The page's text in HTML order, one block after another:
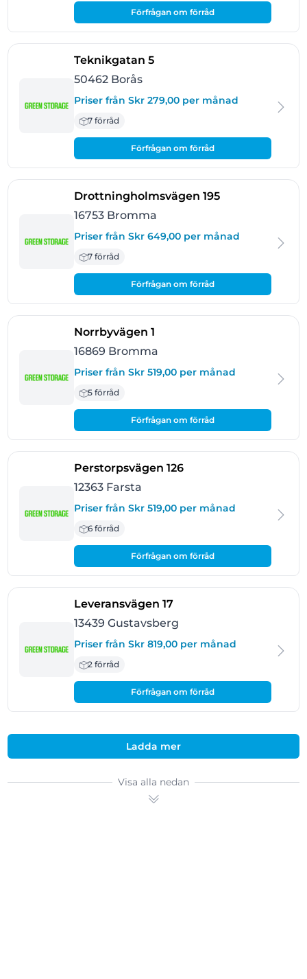
Förfrågan om förråd
Teknikgatan 5- Borås
50462 Borås
Priser från Skr 279,00 per månad
7 förråd
Förfrågan om förråd
Drottningholmsvägen 195- Bromma
16753 Bromma
Priser från Skr 649,00 per månad
7 förråd
Förfrågan om förråd
Norrbyvägen 1
16869 Bromma
Priser från Skr 519,00 per månad
5 förråd
Förfrågan om förråd
Perstorpsvägen 126- Farsta
12363 Farsta
Priser från Skr 519,00 per månad
6 förråd
Förfrågan om förråd
Leveransvägen 17- Gustavsberg
13439 Gustavsberg
Priser från Skr 819,00 per månad
2 förråd
Förfrågan om förråd
Ladda mer
Visa alla nedan